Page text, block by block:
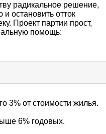
радикальное решение,
остановить отток
Проект партии прост,
помощь:
3% от стоимости жилья.
6% годовых.